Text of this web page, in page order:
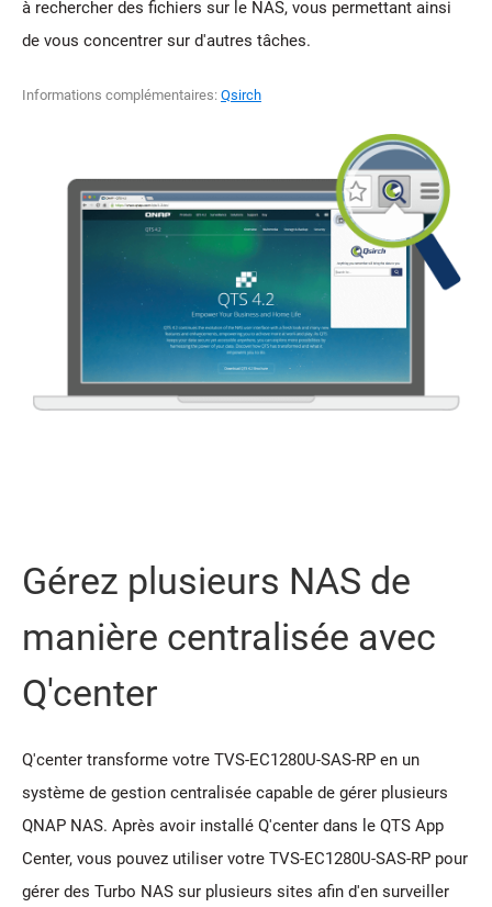
à rechercher des fichiers sur le NAS, vous permettant ainsi
de vous concentrer sur d'autres tâches.
Informations complémentaires: Qsirch
Gérez plusieurs NAS de
manière centralisée avec
Q'center
Q'center transforme votre TVS-EC1280U-SAS-RP en un
système de gestion centralisée capable de gérer plusieurs
QNAP NAS. Après avoir installé Q'center dans le QTS App
Center, vous pouvez utiliser votre TVS-EC1280U-SAS-RP pour
gérer des Turbo NAS sur plusieurs sites afin d'en surveiller